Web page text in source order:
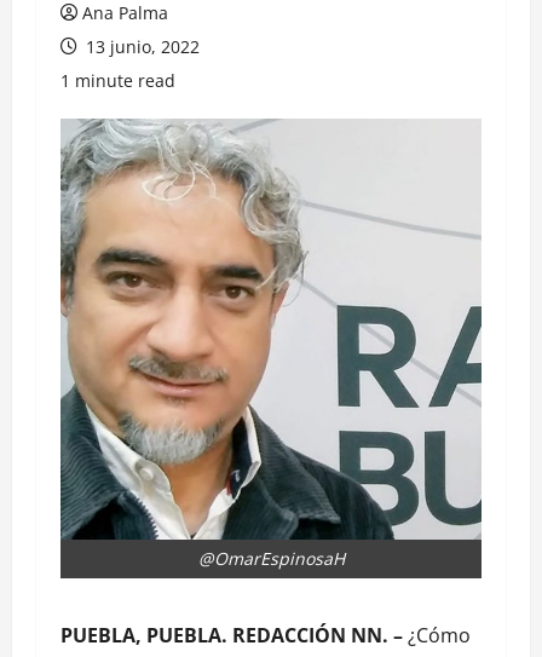
Ana Palma
13 junio, 2022
1 minute read
@OmarEspinosaH
PUEBLA, PUEBLA. REDACCIÓN NN. –¿Cómo